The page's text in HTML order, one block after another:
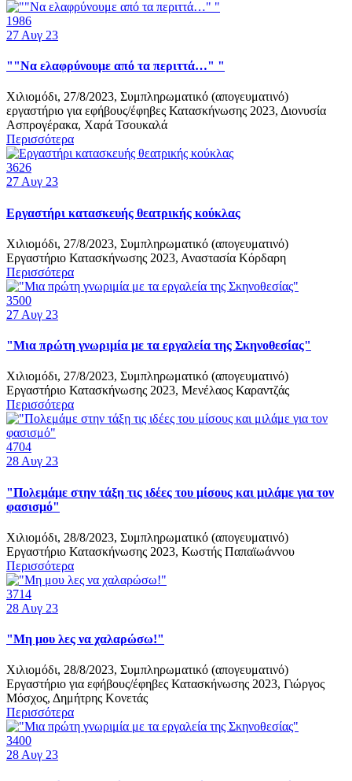
1986
27 Αυγ 23
""Να ελαφρύνουμε από τα περιττά…" "
Χιλιομόδι, 27/8/2023, Συμπληρωματικό (απογευματινό)
εργαστήριο για εφήβους/έφηβες Κατασκήνωσης 2023, Διονυσία
Ασπρογέρακα, Χαρά Τσουκαλά
Περισσότερα
3626
27 Αυγ 23
Εργαστήρι κατασκευής θεατρικής κούκλας
Χιλιομόδι, 27/8/2023, Συμπληρωματικό (απογευματινό)
Εργαστήριο Κατασκήνωσης 2023, Αναστασία Κόρδαρη
Περισσότερα
3500
27 Αυγ 23
"Μια πρώτη γνωριμία με τα εργαλεία της Σκηνοθεσίας"
Χιλιομόδι, 27/8/2023, Συμπληρωματικό (απογευματινό)
Εργαστήριο Κατασκήνωσης 2023, Μενέλαος Καραντζάς
Περισσότερα
4704
28 Αυγ 23
"Πολεμάμε στην τάξη τις ιδέες του μίσους και μιλάμε για τον
φασισμό"
Χιλιομόδι, 28/8/2023, Συμπληρωματικό (απογευματινό)
Εργαστήριο Κατασκήνωσης 2023, Κωστής Παπαϊωάννου
Περισσότερα
3714
28 Αυγ 23
"Μη μου λες να χαλαρώσω!"
Χιλιομόδι, 28/8/2023, Συμπληρωματικό (απογευματινό)
Εργαστήριο για εφήβους/έφηβες Κατασκήνωσης 2023, Γιώργος
Μόσχος, Δημήτρης Κονετάς
Περισσότερα
3400
28Αυγ 23